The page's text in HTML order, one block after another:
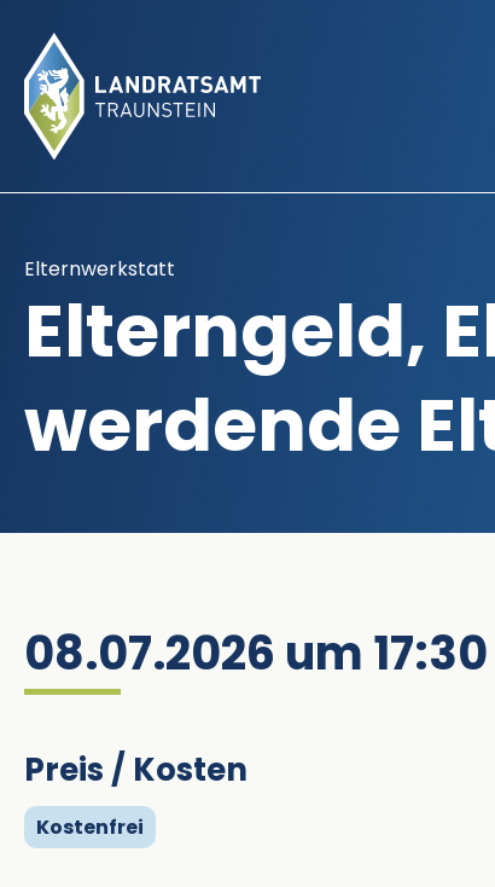
Elternwerkstatt
Elterngeld,
werdende
08.07.2026 um
Preis / Kosten
Kostenfrei